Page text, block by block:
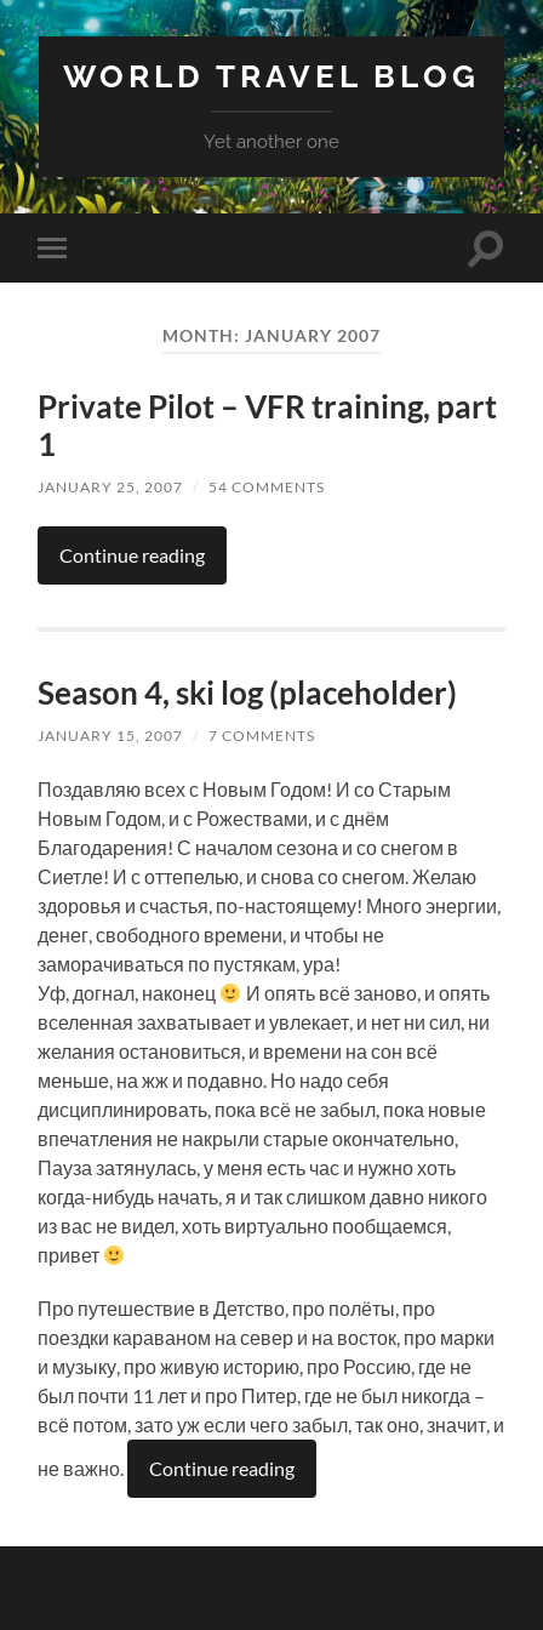
WORLD TRAVEL BLOG
Yet another one
Toggle
mobile
Toggle
MONTH: JANUARY 2007
Private Pilot – VFR training, part
1
JANUARY 25, 2007 / 54 COMMENTS
Continue reading
Season 4, ski log (placeholder)
JANUARY 15, 2007 / 7 COMMENTS
Поздавляю всех с Новым Годом! И со Старым
Новым Годом, и с Рожествами, и с днём
Благодарения! С началом сезона и со снегом в
Сиетле! И с оттепелью, и снова со снегом. Желаю
здоровья и счастья, по-настоящему! Много энергии,
денег, свободного времени, и чтобы не
заморачиваться по пустякам, ура!
Уф, догнал, наконец
И опять всё заново, и опять
вселенная захватывает и увлекает, и нет ни сил, ни
желания остановиться, и времени на сон всё
меньше, на жж и подавно. Но надо себя
дисциплинировать, пока всё не забыл, пока новые
впечатления не накрыли старые окончательно,
Пауза затянулась, у меня есть час и нужно хоть
когда-нибудь начать, я и так слишком давно никого
из вас не видел, хоть виртуально пообщаемся,
привет
Про путешествие в Детство, про полёты, про
поездки караваном на север и на восток, про марки
и музыку, про живую историю, про Россию, где не
был почти 11 лет и про Питер, где не был никогда –
всё потом, зато уж если чего забыл, так оно, значит, и
не важно.
Continue reading